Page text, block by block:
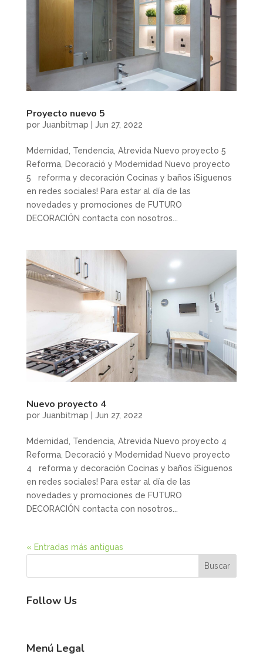
Proyecto nuevo 5
por Juanbitmap Jun 27, 2022
Mdernidad, Tendencia, Atrevida Nuevo proyecto 5
Reforma, Decoració y Modernidad Nuevo proyecto
5 reforma y decoración Cocinas y baños ¡Siguenos
en redes sociales! Para estar al día de las
novedades y promociones de FUTURO
DECORACIÓN contacta con nosotros...
Nuevo proyecto 4
por Juanbitmap Jun 27, 2022
Mdernidad, Tendencia, Atrevida Nuevo proyecto 4
Reforma, Decoració y Modernidad Nuevo proyecto
4 reforma y decoración Cocinas y baños ¡Siguenos
en redes sociales! Para estar al día de las
novedades y promociones de FUTURO
DECORACIÓN contacta con nosotros...
« Entradas más antiguas
Follow Us
Menú Legal